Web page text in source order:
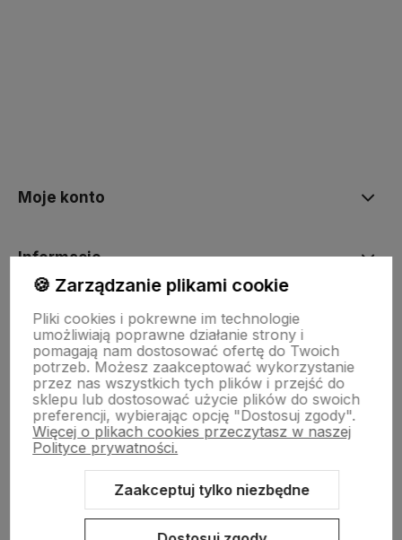
Moje konto
Informacje
O nas
Dostawa i płatności
Sklepy stacjonarne
Obsługa hurtowa
🍪 Zarządzanie plikami cookie
Pliki cookies i pokrewne im technologie
umożliwiają poprawne działanie strony i
pomagają nam dostosować ofertę do Twoich
potrzeb. Możesz zaakceptować wykorzystanie
przez nas wszystkich tych plików i przejść do
sklepu lub dostosować użycie plików do swoich
preferencji, wybierając opcję "Dostosuj zgody".
Więcej o plikach cookies przeczytasz w naszej
Polityce prywatności.
Zaakceptuj tylko niezbędne